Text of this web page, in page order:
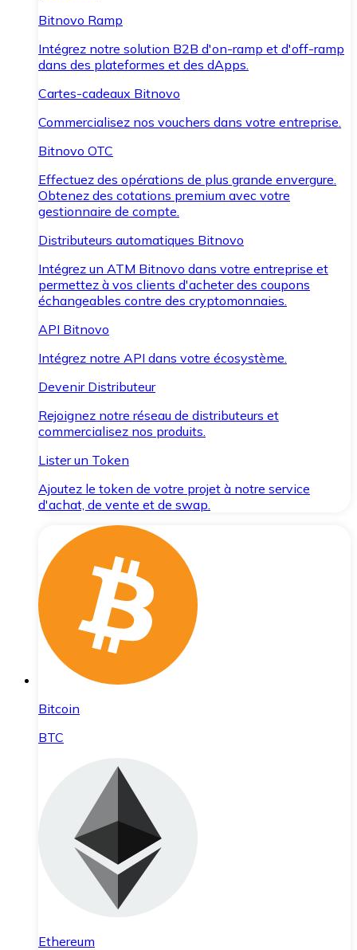
Bitnovo Ramp
Intégrez notre solution B2B d'on-ramp et d'off-ramp
dans des plateformes et des dApps.
Cartes-cadeaux Bitnovo
Commercialisez nos vouchers dans votre entreprise.
Bitnovo OTC
Effectuez des opérations de plus grande envergure.
Obtenez des cotations premium avec votre
gestionnaire de compte.
Distributeurs automatiques Bitnovo
Intégrez un ATM Bitnovo dans votre entreprise et
permettez à vos clients d'acheter des coupons
échangeables contre des cryptomonnaies.
API Bitnovo
Intégrez notre API dans votre écosystème.
Devenir Distributeur
Rejoignez notre réseau de distributeurs et
commercialisez nos produits.
Lister un Token
Ajoutez le token de votre projet à notre service
d'achat, de vente et de swap.
Bitcoin
BTC
Ethereum